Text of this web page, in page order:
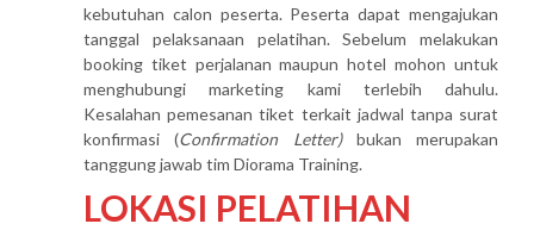
kebutuhan calon peserta. Peserta dapat mengajukan
tanggal pelaksanaan pelatihan. Sebelum melakukan
booking tiket perjalanan maupun hotel mohon untuk
menghubungi marketing kami terlebih dahulu.
Kesalahan pemesanan tiket terkait jadwal tanpa surat
konfirmasi (Confirmation Letter)bukan merupakan
tanggung jawab tim Diorama Training.
LOKASI PELATIHAN